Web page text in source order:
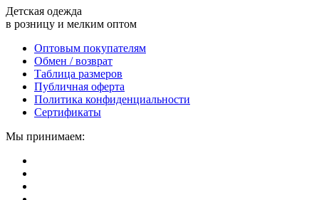
Детская одежда
в розницу и мелким оптом
Оптовым покупателям
Обмен / возврат
Таблица размеров
Публичная оферта
Политика конфиденциальности
Сертификаты
Мы принимаем: